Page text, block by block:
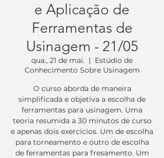
e Aplicação de
Ferramentas de
Usinagem - 21/05
qua., 21 de mai.
  |
Estúdio de
Conhecimento Sobre Usinagem
O curso aborda de maneira
simplificada e objetiva a escolha de
ferramentas para usinagem. Uma
teoria resumida a 30 minutos de curso
e apenas dois exercícios. Um de escolha
para torneamento e outro de escolha
de ferramentas para fresamento. Um